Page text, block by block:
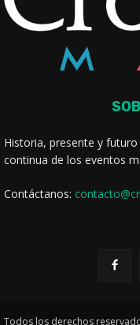
Historia, presente y
continua de los eventos
Contáctanos:
Todos los derechos